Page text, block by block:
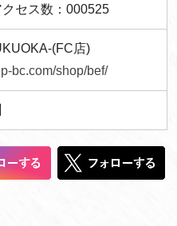
クセス数：000525
(FC店)
bc.com/shop/bef/